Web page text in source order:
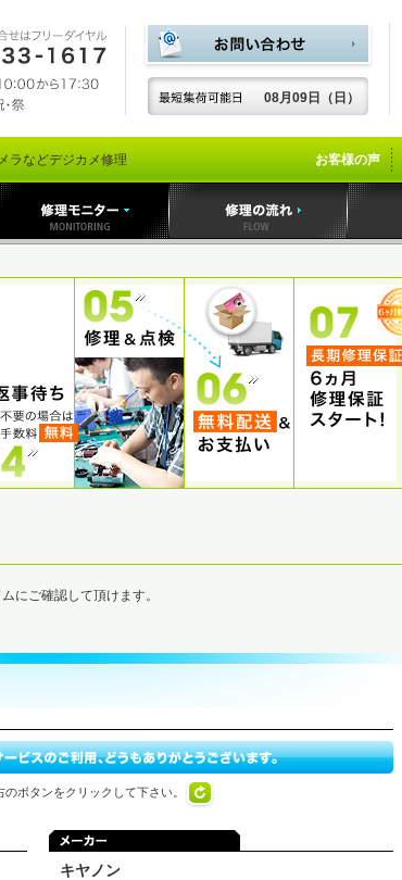
08月09日（日）
ラなどデジカメ修理 お客様の声
にご確認して頂けます。
ボタンをクリックして下さい。
キヤノン